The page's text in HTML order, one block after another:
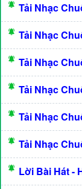
Tải Nhạc
Tải Nhạc
Tải Nhạc
Tải Nhạc
Tải Nhạc
Tải Nhạc
Lời Bài Hát -